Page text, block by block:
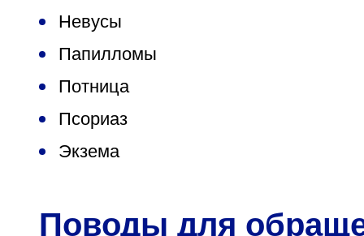
Невусы
Папилломы
Потница
Псориаз
Экзема
Поводы для